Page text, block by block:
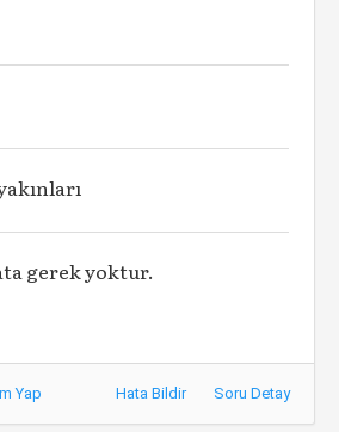
gerek yoktur.
Yap Hata Bildir Soru Detay